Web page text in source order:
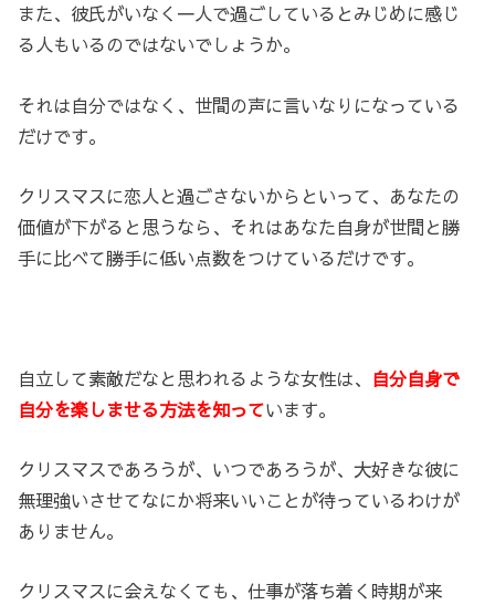
また、彼氏がいなく一人で過ごしているとみじめに感じ
る人もいるのではないでしょうか。
それは自分ではなく、世間の声に言いなりになっている
だけです。
クリスマスに恋人と過ごさないからといって、あなたの
価値が下がると思うなら、それはあなた自身が世間と勝
手に比べて勝手に低い点数をつけているだけです。
自立して素敵だなと思われるような女性は、 自分自身で
自分を楽しませる方法を知っています。
クリスマスであろうが、いつであろうが、大好きな彼に
無理強いさせてなにか将来いいことが待っているわけが
ありません。
クリスマスに会えなくても、仕事が落ち着く時期が来